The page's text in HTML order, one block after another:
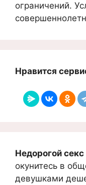
ограничений.
Нравится
Недорогой
окунитесь в
девушками